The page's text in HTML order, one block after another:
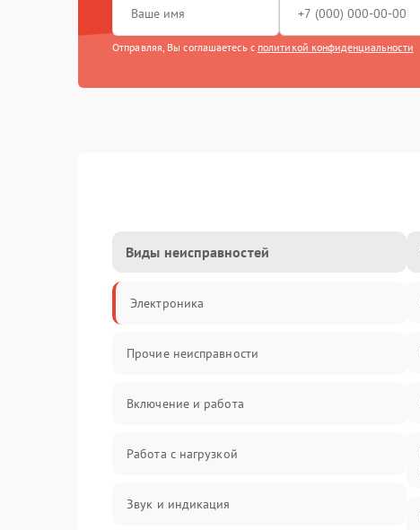
Отправляя, Вы соглашаетесь с политикой конфиденциальности
Виды неисправностей
Электроника
Прочие неисправности
Включение и работа
Работа с нагрузкой
Звук и индикация